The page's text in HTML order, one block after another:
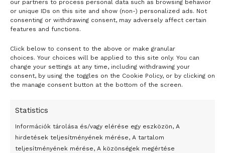
our partners to process personal data such as browsing behavior
or unique IDs on this site and show (non-) personalized ads. Not
consenting or withdrawing consent, may adversely affect certain
features and functions.
Click below to consent to the above or make granular
choices. Your choices will be applied to this site only. You can
change your settings at any time, including withdrawing your
consent, by using the toggles on the Cookie Policy, or by clicking on
the manage consent button at the bottom of the screen.
Statistics
Információk tárolása és/vagy elérése egy eszközön, A
hirdetések teljesítményének mérése, A tartalom
teljesítményének mérése, A közönségek megértése
24 óra
Egy vagyonért adták el Banksy művét miután elégették.
Az 1950-ben elhunyt alkotók művei szabadon
felhasználhatóvá válnak